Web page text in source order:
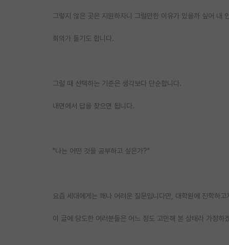
그렇지 않은 곳은 지원하자니 그럴만한 이유가 있을까 싶어 내
회의가 들기도 합니다.
그럴 때 선택하는 기준은 생각보다 단순합니다.
내면에서 답을 찾으면 됩니다.
"나는 어떤 것을 공부하고 싶은가?"
요즘 세대에게는 꽤나 어려운 질문입니다만, 대학원에 진학하고
이 글에 당도한 여러분들은 어느 정도 고민해 본 상태라 가정하